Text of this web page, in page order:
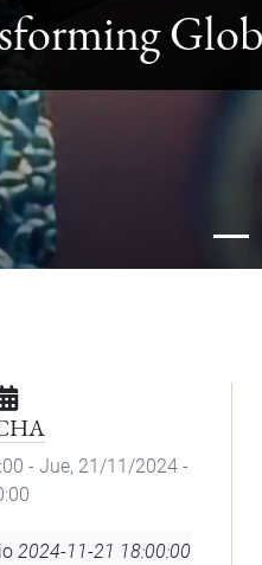
- Jue, 21/11/2024 -
2024-11-21 18:00:00